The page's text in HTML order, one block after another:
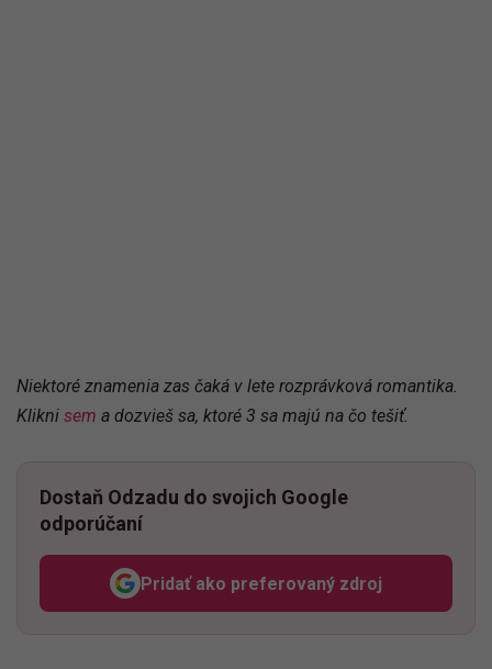
Niektoré znamenia zas čaká v lete rozprávková romantika.
Klikni sem a dozvieš sa, ktoré 3 sa majú na čo tešiť.
Dostaň Odzadu do svojich Google
odporúčaní
Pridať ako preferovaný zdroj
Odzadu, odkaz sa otvorí v